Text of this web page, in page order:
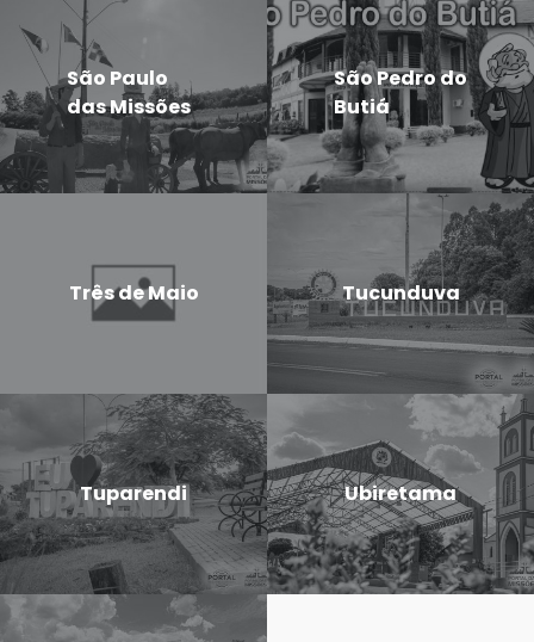
São Paulo
das Missões
São Pedro do
Butiá
Três de Maio Tucunduva
Tuparendi Ubiretama